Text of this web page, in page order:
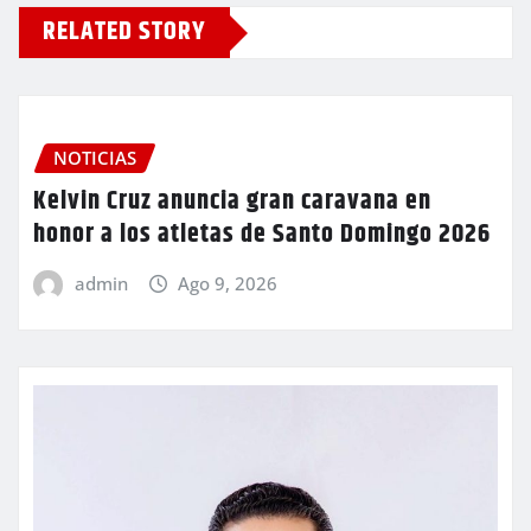
RELATED STORY
NOTICIAS
Kelvin Cruz anuncia gran caravana en
honor a los atletas de Santo Domingo 2026
admin Ago 9, 2026